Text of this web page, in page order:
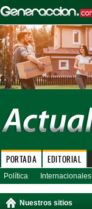
PORTADA EDITORIAL
Política Internacionales
Nuestros sitios